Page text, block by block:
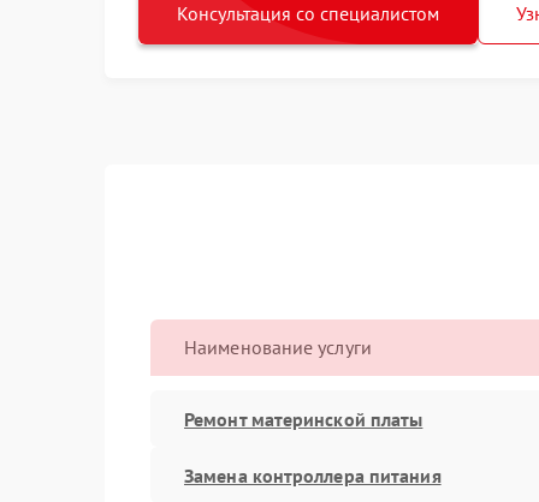
Консультация со специалистом
Наименование услуги
Ремонт материнской платы
Замена контроллера питания